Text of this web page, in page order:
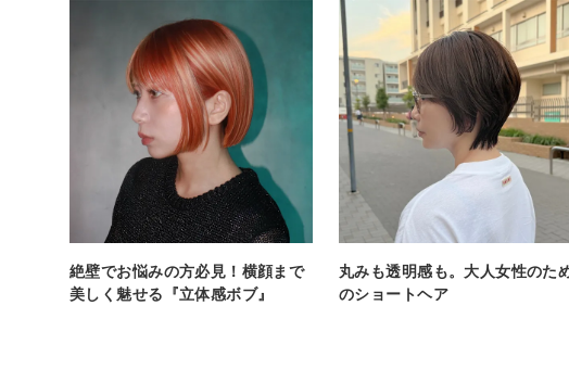
絶壁でお悩みの方必見！横顔まで
美しく魅せる『立体感ボブ』
丸みも透明感も。大人女性のた
のショートヘア